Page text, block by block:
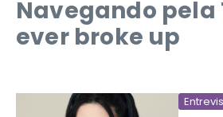
Navegando pela
ever broke up